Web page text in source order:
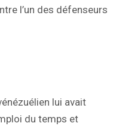
l’un des défenseurs
lui avait
du temps et